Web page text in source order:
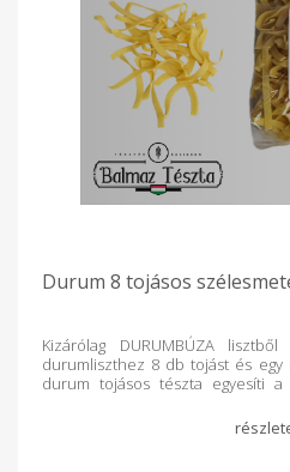
Durum 8 tojásos
Kizárólag DURUMBÚZA
durumliszthez 8 db tojást és egy
durum tojásos tészta egyesíti a
laktatóbb, gazdagabb
formáját főzés közben, mint a